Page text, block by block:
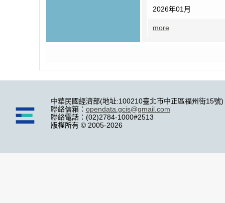
2026年01月
more
中華民國經濟部(地址:100210臺北市中正區福州街15號)
聯絡信箱： opendata.gcis@gmail.com
聯絡電話：(02)2784-1000#2513
版權所有 © 2005-2026